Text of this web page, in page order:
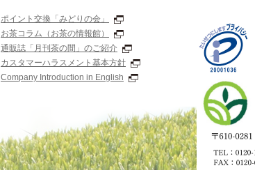
ポイント交換「みどりの会」
お茶コラム（お茶の情報館）
通販誌「月刊茶の間」のご紹介
カスタマーハラスメント基本方針
Company Introduction in English